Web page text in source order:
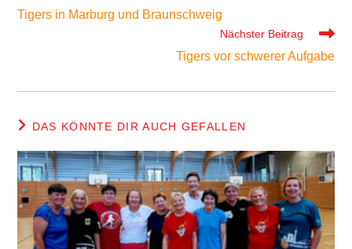
ansehen
Tigers in Marburg und Braunschweig
Nächster Beitrag
Tigers vor schwerer Aufgabe
DAS KÖNNTE DIR AUCH GEFALLEN